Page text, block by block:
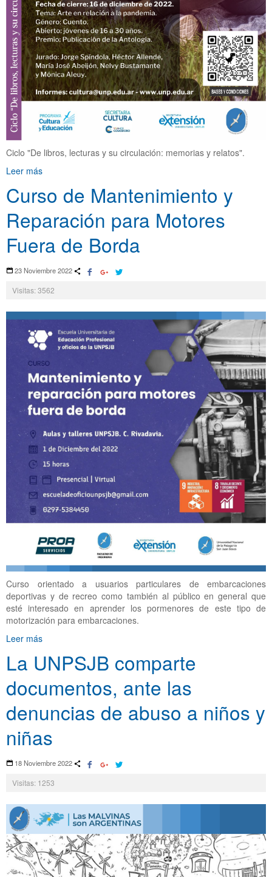
Ciclo "De libros, lecturas y su circulación: memorias y relatos".
Leer más
Curso de Mantenimiento y
Reparación para Motores
Fuera de Borda
23 Noviembre 2022
Visitas: 3562
Curso orientado a usuarios particulares de embarcaciones
deportivas y de recreo como también al público en general que
esté interesado en aprender los pormenores de este tipo de
motorización para embarcaciones.
Leer más
La UNPSJB comparte
documentos, ante las
denuncias de abuso a niños y
niñas
18 Noviembre 2022
Visitas: 1253